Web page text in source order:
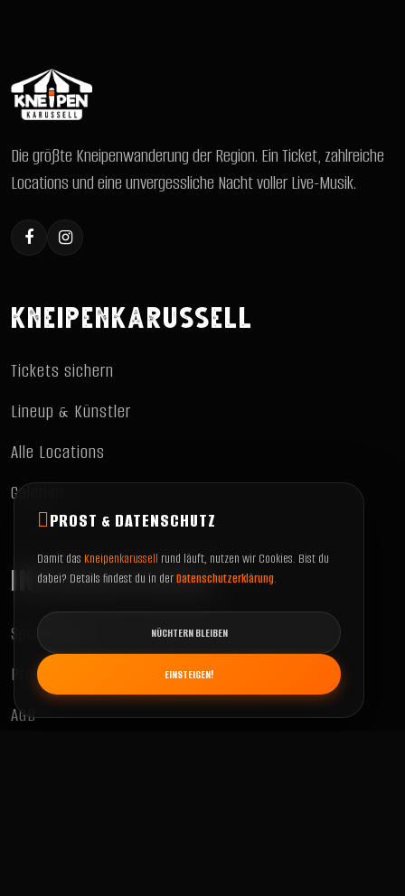
Die größte Kneipenwanderung der Region. Ein Ticket, zahlreiche
Locations und eine unvergessliche Nacht voller Live-Musik.
KNEIPENKARUSSELL
Tickets sichern
Lineup & Künstler
Alle Locations
Galerien
INFORMATIONEN
Sponsoren
Presse
AGB
PROST & DATENSCHUTZ
Damit das Kneipenkarussell rund läuft, nutzen wir Cookies. Bist du
dabei? Details findest du in derDatenschutzerklärung.
NÜCHTERN BLEIBEN
EINSTEIGEN!